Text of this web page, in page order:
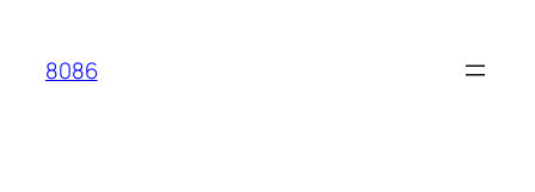
innehåll
8086